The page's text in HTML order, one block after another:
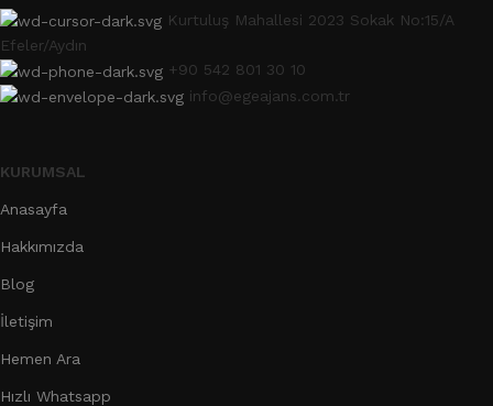
Kurtuluş Mahallesi 2023 Sokak No:15/A
Efeler/Aydın
+90 542 801 30 10
info@egeajans.com.tr
KURUMSAL
Anasayfa
Hakkımızda
Blog
İletişim
Hemen Ara
Hızlı Whatsapp